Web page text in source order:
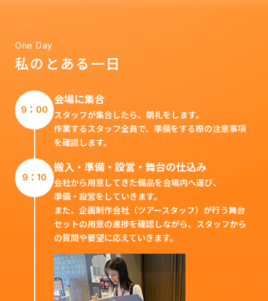
One Day
私のとある一日
9：00
会場に集合
スタッフが集合したら、朝礼をします。
作業するスタッフ全員で、準備をする際の注意事項
を確認します。
9：10
搬入・準備・設営・舞台の仕込み
会社から用意してきた備品を会場内へ運び、
準備・設営をしていきます。
また、企画制作会社（ツアースタッフ）が行う舞台
セットの用意の進捗を確認しながら、スタッフから
の質問や要望に応えていきます。